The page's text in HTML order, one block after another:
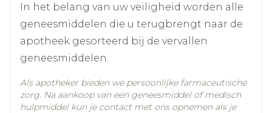
Behoud
Kamertemperatuur (15°C -
25°C)
In het belang van uw veiligheid worden alle
geneesmiddelen die u terugbrengt naar de
apotheek gesorteerd bij de vervallen
geneesmiddelen.
Als apotheker bieden we persoonlijke farmaceutische
zorg. Na aankoop van een geneesmiddel of medisch
hulpmiddel kun je contact met ons opnemen als je